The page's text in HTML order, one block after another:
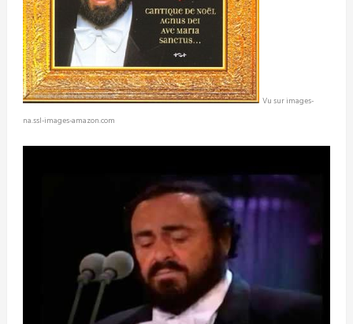
Vu sur images-
na.ssl-images-amazon.com